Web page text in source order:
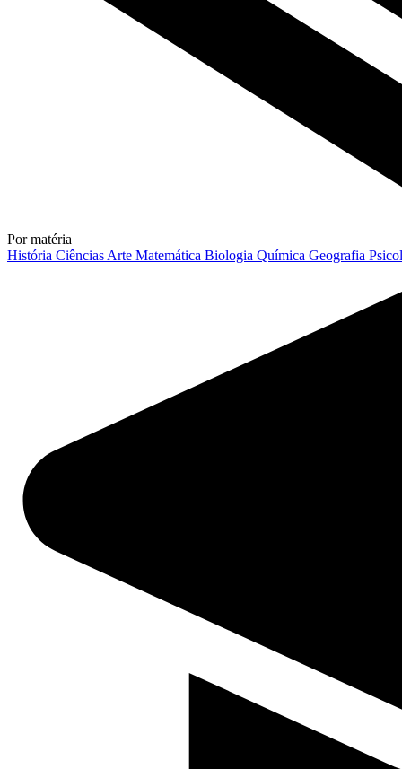
Por matéria
História Ciências Arte Matemática Biologia Química Geografia